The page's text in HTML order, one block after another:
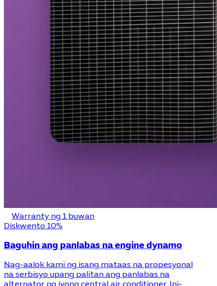
Warranty ng 1 buwan
Diskwento 10%
Baguhin ang panlabas na engine dynamo
Nag-aalok kami ng isang mataas na propesyonal
na serbisyo upang palitan ang panlabas na